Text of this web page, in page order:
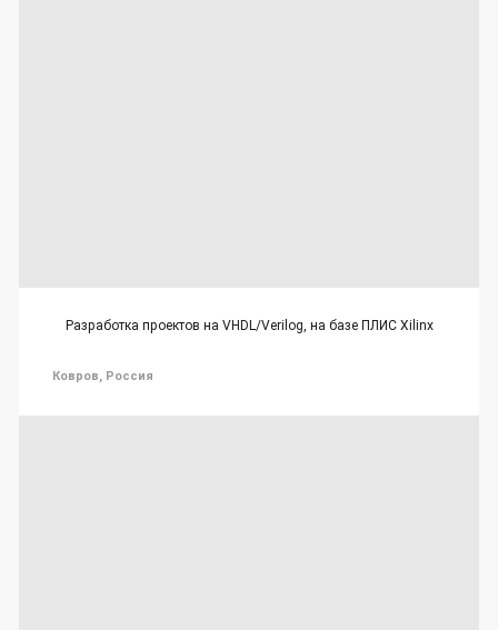
Разработка проектов на VHDL/Verilog, на базе ПЛИС Xilinx
Ковров, Россия